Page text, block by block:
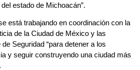
estado de Michoacán”.
está trabajando en coordinación con la
de la Ciudad de México y las
Seguridad “para detener a los
y seguir construyendo una ciudad más